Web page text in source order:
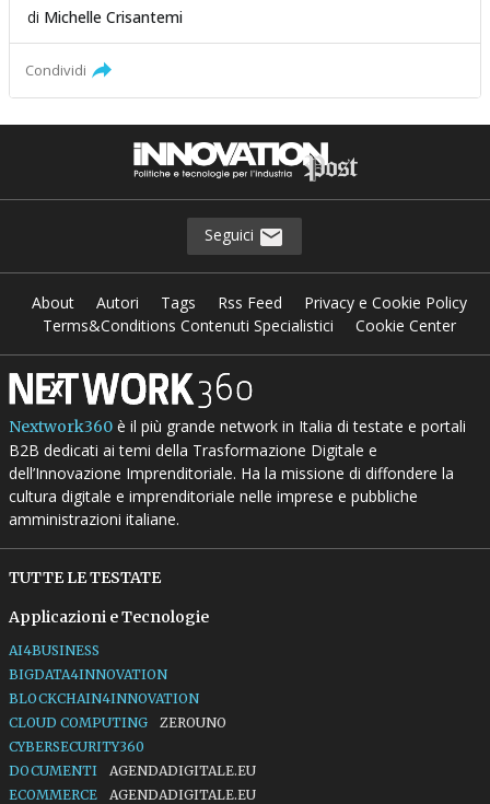
di Michelle Crisantemi
Condividi
Seguici
About Autori Tags Rss Feed
Privacy e Cookie Policy
Terms&Conditions Contenuti Specialistici
Cookie Center
Nextwork360è il più grande network in Italia di testate e portali
B2B dedicati ai temi della Trasformazione Digitale e
dell’Innovazione Imprenditoriale. Ha la missione di diffondere la
cultura digitale e imprenditoriale nelle imprese e pubbliche
amministrazioni italiane.
TUTTE LE TESTATE
Applicazioni e Tecnologie
AI4BUSINESS
BIGDATA4INNOVATION
BLOCKCHAIN4INNOVATION
CLOUD COMPUTING
ZEROUNO
CYBERSECURITY360
DOCUMENTI
AGENDADIGITALE.EU
ECOMMERCE
AGENDADIGITALE.EU